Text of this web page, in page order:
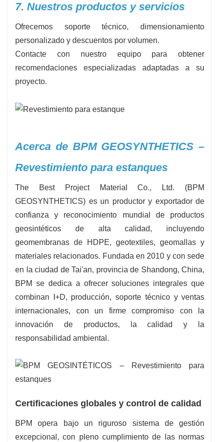
7. Nuestros productos y servicios
Ofrecemos soporte técnico, dimensionamiento
personalizado y descuentos por volumen.
Contacte con nuestro equipo para obtener
recomendaciones especializadas adaptadas a su
proyecto.
Acerca de BPM GEOSYNTHETICS –
Revestimiento para estanques
The Best Project Material Co., Ltd. (BPM
GEOSYNTHETICS) es un productor y exportador de
confianza y reconocimiento mundial de productos
geosintéticos de alta calidad, incluyendo
geomembranas de HDPE, geotextiles, geomallas y
materiales relacionados. Fundada en 2010 y con sede
en la ciudad de Tai'an, provincia de Shandong, China,
BPM se dedica a ofrecer soluciones integrales que
combinan I+D, producción, soporte técnico y ventas
internacionales, con un firme compromiso con la
innovación de productos, la calidad y la
responsabilidad ambiental.
Certificaciones globales y control de calidad
BPM opera bajo un riguroso sistema de gestión
excepcional, con pleno cumplimiento de las normas